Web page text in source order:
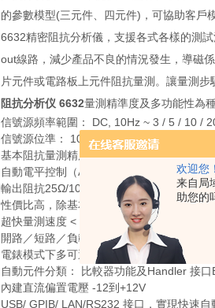
欢迎您！
来自局
助您的
的參數模型(三元件、四元件)，可協助客戶
6632精密阻抗分析儀，支援各式各樣的測
out線路，減少產品不良的情況發生，導磁
片元件或電路板上元件阻抗量測。讓量測
阻抗分析仪 6632量測精準度及多功能性為
信號源頻率範圍： DC, 10Hz ~ 3 / 5 / 10 /
信號源位準： 10mV ~ 2V / 200μA ~ 20mA
基本阻抗量測精度 ±0.08%
自動電平控制（ALC）功能
輸出阻抗25Ω/100Ω 可切換
性價比高，除基本量測及掃圖分析功能及等
超快量測速度 < 3ms（快）
開路／短路／負載校正功能
電錶模式下多可選擇四個元件參數，電感
自動元件分類： 比較器功能及Handler 接
內建直流偏置電壓 -12到+12V
USB/ GPIB/ LAN/RS232 接口，實現快速